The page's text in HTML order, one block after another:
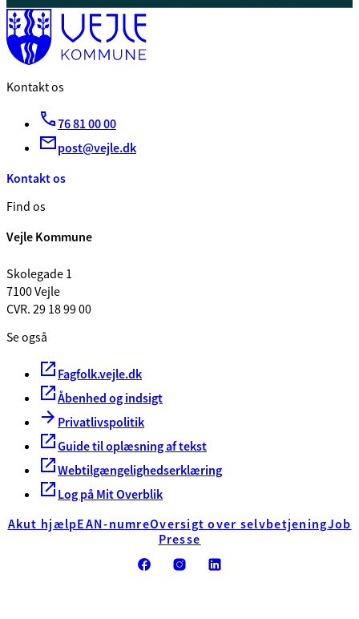
Kontakt os
76 81 00 00
post@vejle.dk
Kontakt os
Find os
Vejle Kommune
Skolegade 1
7100 Vejle
CVR. 29 18 99 00
Se også
Fagfolk.vejle.dk
Åbenhed og indsigt
Privatlivspolitik
Guide til oplæsning af tekst
Webtilgængelighedserklæring
Log på Mit Overblik
Akut hjælpEAN-numreOversigt over selvbetjeningJob
Presse